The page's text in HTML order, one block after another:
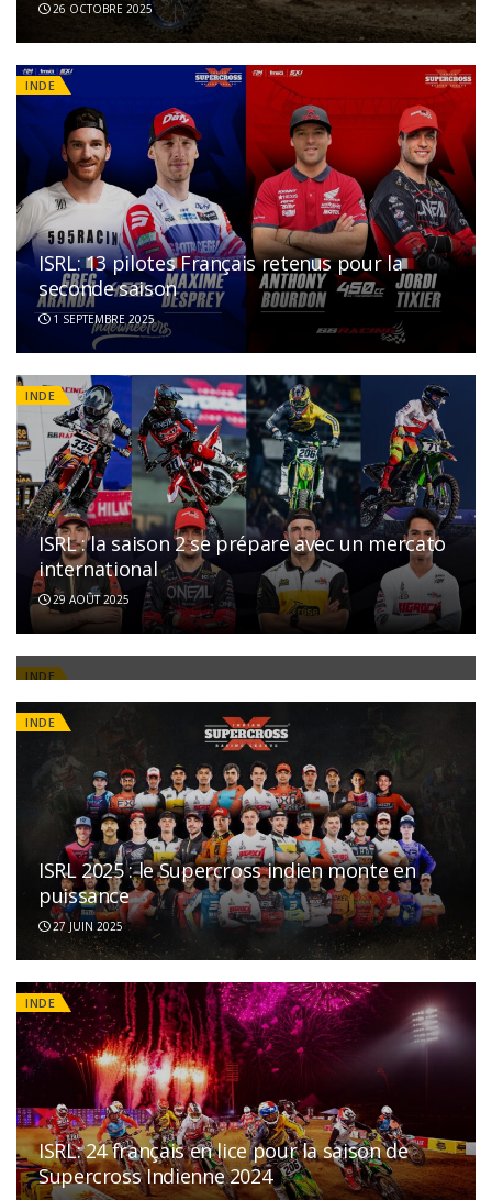
26 OCTOBRE 2025
INDE
ISRL: 13 pilotes Français retenus pour la
seconde saison
1 SEPTEMBRE 2025
INDE
ISRL : la saison 2 se prépare avec un mercato
international
29 AOÛT 2025
INDE
L’Indian Supercross Racing League annonce
son calendrier 2025
INDE
ISRL 2025 : le Supercross indien monte en
puissance
27 JUIN 2025
INDE
ISRL: 24 français en lice pour la saison de
Supercross Indienne 2024